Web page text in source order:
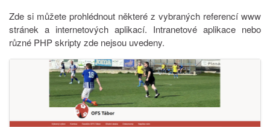
Zde si můžete prohlédnout některé z vybraných referencí www
stránek a internetových aplikací. Intranetové aplikace nebo
různé PHP skripty zde nejsou uvedeny.